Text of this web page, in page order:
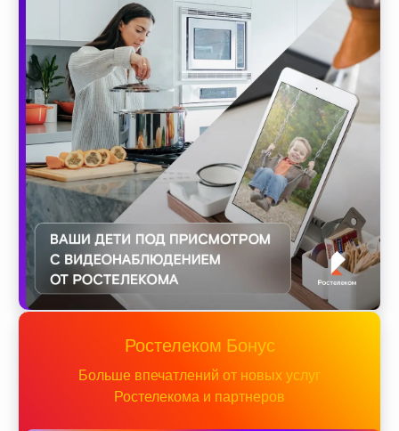
Ростелеком Бонус
Больше впечатлений от новых услуг
Ростелекома и партнеров